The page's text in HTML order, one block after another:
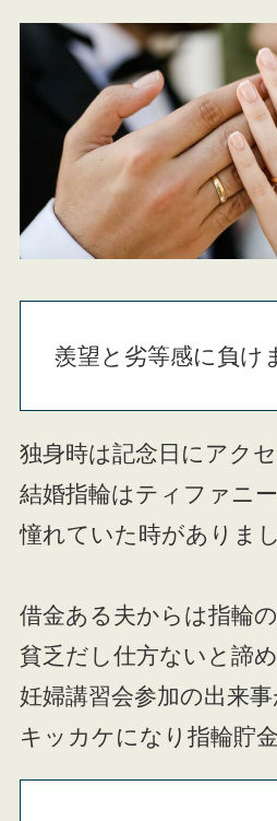
羨望と劣等感に負け
独身時は記念日にアク
結婚指輪はティファニ
憧れていた時がありまし
借金ある夫からは指輪
貧乏だし仕方ないと諦
妊婦講習会参加の出来
キッカケになり指輪貯